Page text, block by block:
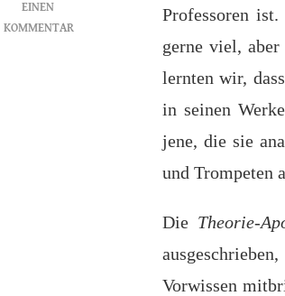
EINEN
KOMMENTAR
Professoren
gerne viel,
lernten wir,
in seinen
jene, die sie
und Trompeten
Die Theorie-
Vorwissen